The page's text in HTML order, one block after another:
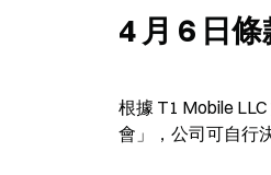
4 月 6 日
根據 T1 Mobile
會」，公司可自行